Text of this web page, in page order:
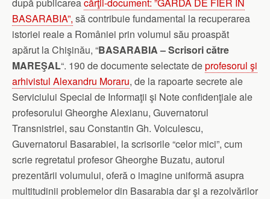
BASARABIA”, să contribuie fundamental la recuperarea
istoriei reale a României prin volumul său proaspăt
apărut la Chişinău, “BASARABIA – Scrisori către
MAREŞAL“. 190 de documente selectate deprofesorul şi
arhivistul Alexandru Moraru, de la rapoarte secrete ale
Serviciului Special de Informaţii şi Note confidenţiale ale
profesorului Gheorghe Alexianu, Guvernatorul
Transnistriei, sau Constantin Gh. Voiculescu,
Guvernatorul Basarabiei, la scrisorile “celor mici”, cum
scrie regretatul profesor Gheorghe Buzatu, autorul
prezentării volumului, oferă o imagine uniformă asupra
multitudinii problemelor din Basarabia dar şi a rezolvărilor